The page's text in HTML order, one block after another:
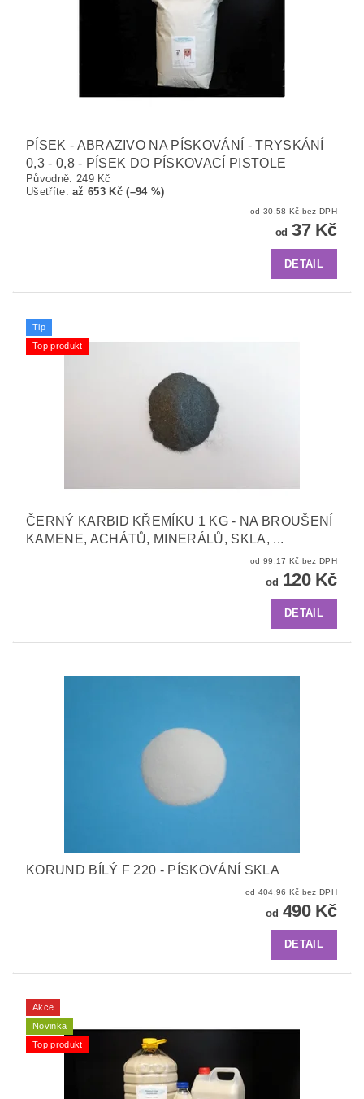
PÍSEK - ABRAZIVO NA PÍSKOVÁNÍ - TRYSKÁNÍ
0,3 - 0,8 - PÍSEK DO PÍSKOVACÍ PISTOLE
Původně: 249 Kč
Ušetříte:až 653 Kč (–94 %)
od 30,58 Kč bez DPH
od 37 Kč
DETAIL
Tip
Top produkt
ČERNÝ KARBID KŘEMÍKU 1 KG - NA BROUŠENÍ
KAMENE, ACHÁTŮ, MINERÁLŮ, SKLA, ...
od 99,17 Kč bez DPH
od 120 Kč
DETAIL
KORUND BÍLÝ F 220 - PÍSKOVÁNÍ SKLA
od 404,96 Kč bez DPH
od 490 Kč
DETAIL
Akce
Novinka
Top produkt